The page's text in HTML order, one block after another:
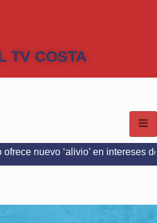
TV COSTA
en intereses del Predial e